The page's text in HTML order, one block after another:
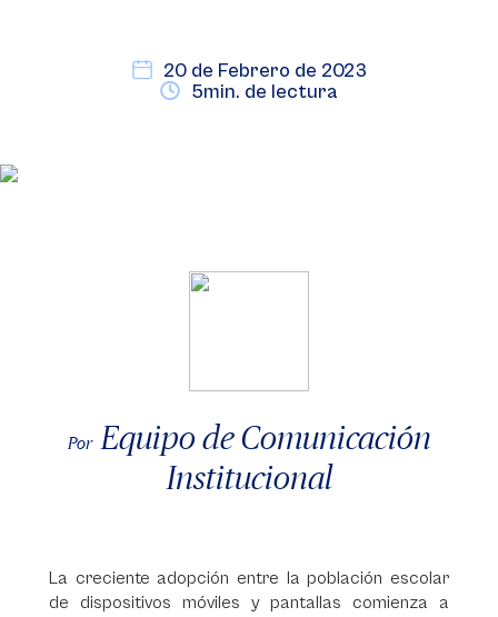
20 de Febrero de 2023
5min. de lectura
Por Equipo de Comunicación
Institucional
La creciente adopción entre la población escolar
de dispositivos móviles y pantallas comienza a